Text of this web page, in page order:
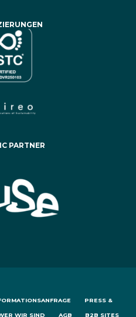
PARTNER
PRESS &
WIR SIND AGB B2B SITES